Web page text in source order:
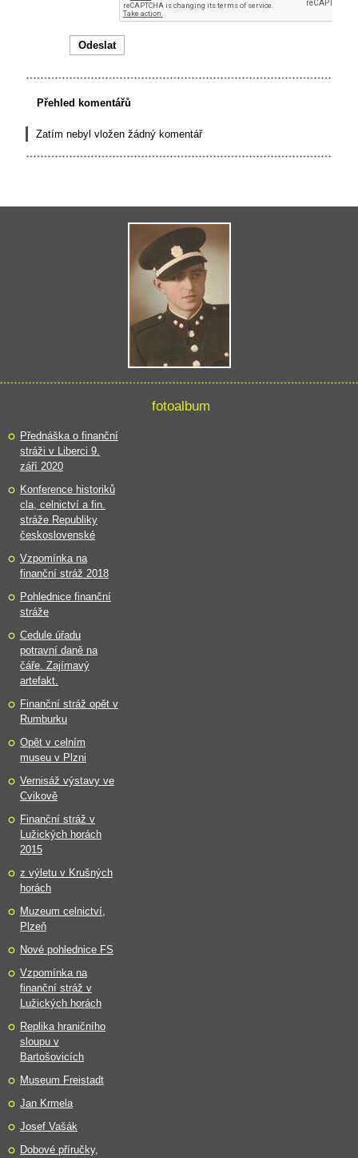
Přehled komentářů
Zatím nebyl vložen žádný komentář
fotoalbum
Přednáška o finanční
stráži v Liberci 9.
září 2020
Konference historiků
cla, celnictví a fin.
stráže Republiky
československé
Vzpomínka na
finanční stráž 2018
Pohlednice finanční
stráže
Cedule úřadu
potravní daně na
čáře. Zajímavý
artefakt.
Finanční stráž opět v
Rumburku
Opět v celním
museu v Plzni
Vernisáž výstavy ve
Cvikově
Finanční stráž v
Lužických horách
2015
z výletu v Krušných
horách
Muzeum celnictví,
Plzeň
Nové pohlednice FS
Vzpomínka na
finanční stráž v
Lužických horách
Replika hraničního
sloupu v
Bartošovicích
Museum Freistadt
Jan Krmela
Josef Vašák
Dobové příručky,